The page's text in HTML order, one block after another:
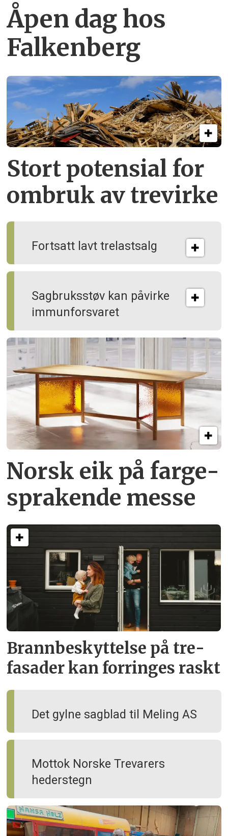
Åpen dag hos
Falkenberg
Stort potensial for
ombruk av tre­virke
Fortsatt lavt trelastsalg
Sagbruksstøv kan på­virke
immun­forsvaret
Norsk eik på farge­
sprakende messe
Brann­beskyttelse på tre­
fasader kan forringes raskt
Det gylne sagblad til Meling AS
Mottok Norske Trevarers
hederstegn